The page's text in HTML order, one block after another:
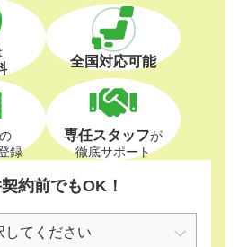
全国対応可能
録
専任スタッフが
徹底サポート
約前でもOK！